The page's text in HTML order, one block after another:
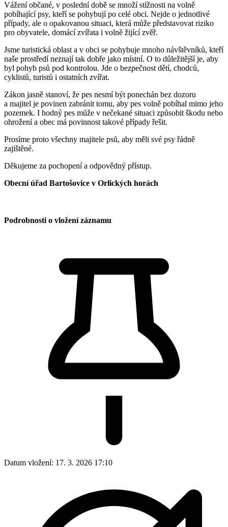
Vážení občané, v poslední době se množí stížnosti na volně
pobíhající psy, kteří se pohybují po celé obci. Nejde o jednotlivé
případy, ale o opakovanou situaci, která může představovat riziko
pro obyvatele, domácí zvířata i volně žijící zvěř.
Jsme turistická oblast a v obci se pohybuje mnoho návštěvníků, kteří
naše prostředí neznají tak dobře jako místní. O to důležitější je, aby
byl pohyb psů pod kontrolou. Jde o bezpečnost dětí, chodců,
cyklistů, turistů i ostatních zvířat.
Zákon jasně stanoví, že pes nesmí být ponechán bez dozoru
a majitel je povinen zabránit tomu, aby pes volně pobíhal mimo jeho
pozemek. I hodný pes může v nečekané situaci způsobit škodu nebo
ohrožení a obec má povinnost takové případy řešit.
Prosíme proto všechny majitele psů, aby měli své psy řádně
zajištěné.
Děkujeme za pochopení a odpovědný přístup.
Obecní úřad Bartošovice v Orlických horách
Podrobnosti o vložení záznamu
Datum vložení: 17. 3. 2026 17:10